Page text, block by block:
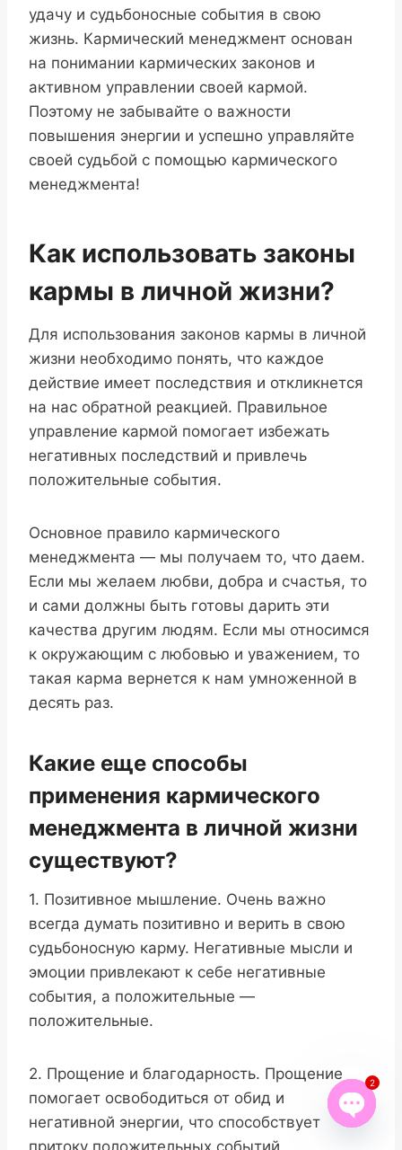
удачу и судьбоносные события в свою
жизнь. Кармический менеджмент основан
на понимании кармических законов и
активном управлении своей кармой.
Поэтому не забывайте о важности
повышения энергии и успешно управляйте
своей судьбой с помощью кармического
менеджмента!
Как использовать законы
кармы в личной жизни?
Для использования законов кармы в личной
жизни необходимо понять, что каждое
действие имеет последствия и откликнется
на нас обратной реакцией. Правильное
управление кармой помогает избежать
негативных последствий и привлечь
положительные события.
Основное правило кармического
менеджмента — мы получаем то, что даем.
Если мы желаем любви, добра и счастья, то
и сами должны быть готовы дарить эти
качества другим людям. Если мы относимся
к окружающим с любовью и уважением, то
такая карма вернется к нам умноженной в
десять раз.
Какие еще способы
применения кармического
менеджмента в личной жизни
существуют?
1. Позитивное мышление. Очень важно
всегда думать позитивно и верить в свою
судьбоносную карму. Негативные мысли и
эмоции привлекают к себе негативные
события, а положительные —
положительные.
2. Прощение и благодарность. Прощение
помогает освободиться от обид и
негативной энергии, что способствует
притоку положительных событий.
2